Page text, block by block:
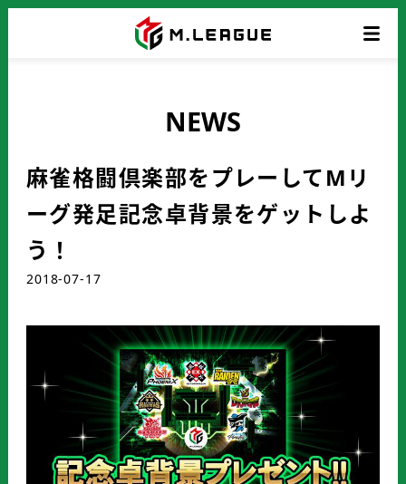
NEWS
麻雀格闘倶楽部をプレーしてMリ
ーグ発足記念卓背景をゲットしよ
う！
2018-07-17